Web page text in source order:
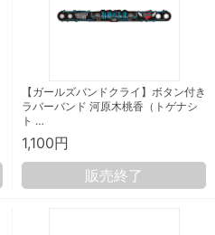
【ガールズバンドクライ】ボタン付き
ラバーバンド 河原木桃香（トゲナシ
ト …
1,100円
販売終了